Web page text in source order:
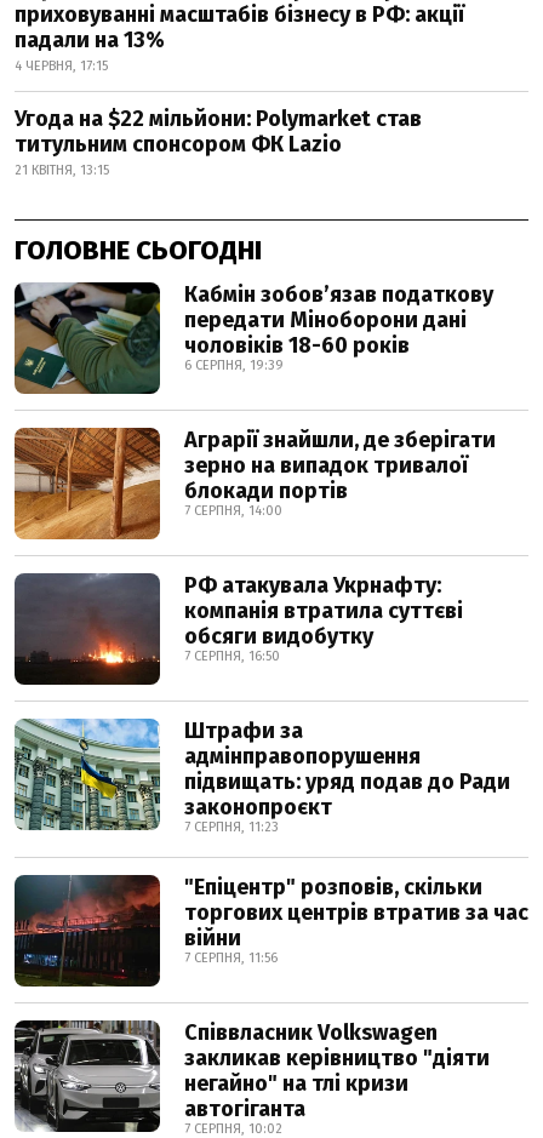
приховуванні масштабів бізнесу в РФ: акції
падали на 13%
4 ЧЕРВНЯ, 17:15
Угода на $22 мільйони: Polymarket став
титульним спонсором ФК Lazio
21 КВІТНЯ, 13:15
ГОЛОВНЕ СЬОГОДНІ
Кабмін зобовʼязав податкову
передати Міноборони дані
чоловіків 18-60 років
6 СЕРПНЯ, 19:39
Аграрії знайшли, де зберігати
зерно на випадок тривалої
блокади портів
7 СЕРПНЯ, 14:00
РФ атакувала Укрнафту:
компанія втратила суттєві
обсяги видобутку
7 СЕРПНЯ, 16:50
Штрафи за
адмінправопорушення
підвищать: уряд подав до Ради
законопроєкт
7 СЕРПНЯ, 11:23
"Епіцентр" розповів, скільки
торгових центрів втратив за час
війни
7 СЕРПНЯ, 11:56
Співвласник Volkswagen
закликав керівництво "діяти
негайно" на тлі кризи
автогіганта
7 СЕРПНЯ, 10:02